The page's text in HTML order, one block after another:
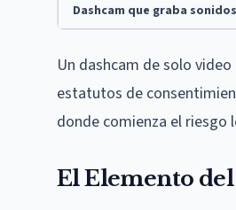
Dashcam que graba
Un dashcam de solo
estatutos de
donde comienza el riesgo
El Elemento